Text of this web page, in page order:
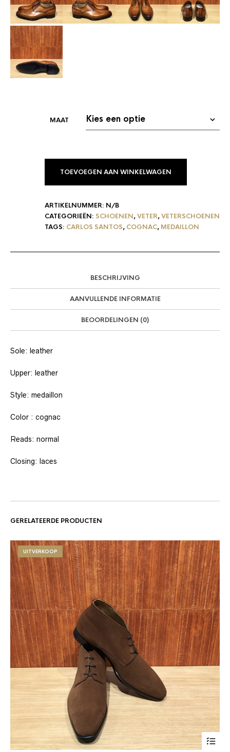
TOEVOEGEN AAN WINKELWAGEN
ARTIKELNUMMER: N/B
CATEGORIEËN: SCHOENEN,VETER,VETERSCHOENEN
TAGS: CARLOS SANTOS, COGNAC, MEDAILLON
BESCHRIJVING
AANVULLENDE INFORMATIE
BEOORDELINGEN (0)
Sole: leather
Upper: leather
Style: medaillon
Color : cognac
Reads: normal
Closing: laces
GERELATEERDE PRODUCTEN
UITVERKOOP